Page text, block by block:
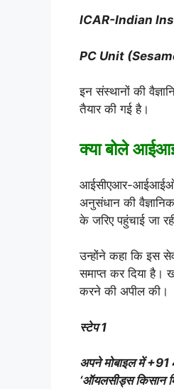
ICAR-Indian
PC Unit
इन संस्थानों की
तैयार की गई है।
क्या बोले
आईसीएआर-
अनुसंधान की
के जरिए पहुंचाई जा
उन्होंने कहा कि इस
समाप्त कर दिया है।
करने की अपील की।
स्टेप 1
अपने मोबाइल में
‘ऑयलसीड्स किसान